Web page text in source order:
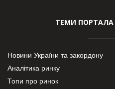
ТЕМИ ПОРТАЛА
Новини України та закордону
Аналітика ринку
Топи про ринок